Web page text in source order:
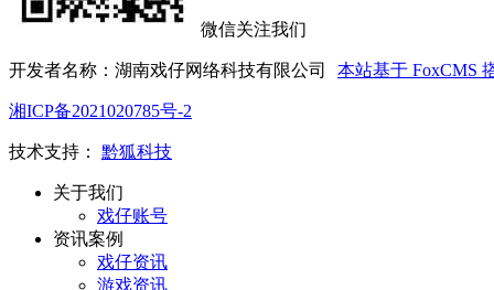
微信关注我们
开发者名称：湖南戏仔网络科技有限公司 本站基于 FoxCMS
湘ICP备2021020785号-2
技术支持： 黔狐科技
关于我们
戏仔账号
资讯案例
戏仔资讯
游戏资讯